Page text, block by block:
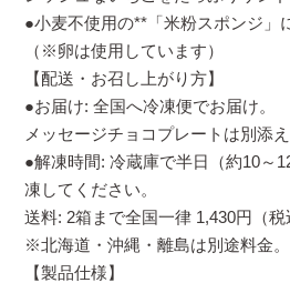
●小麦不使用の**「米粉スポンジ」
（※卵は使用しています）
【配送・お召し上がり方】
●お届け: 全国へ冷凍便でお届け。
メッセージチョコプレートは別添え
●解凍時間: 冷蔵庫で半日（約10～
凍してください。
送料: 2箱まで全国一律 1,430円（税
※北海道・沖縄・離島は別途料金。
【製品仕様】